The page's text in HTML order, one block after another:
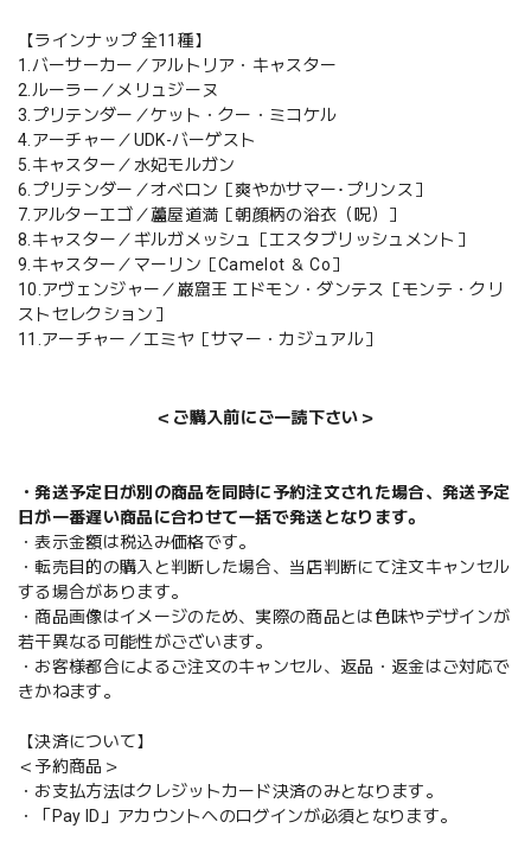
【ラインナップ 全11種】
1.バーサーカー／アルトリア・キャスター
2.ルーラー／メリュジーヌ
3.プリテンダー／ケット・クー・ミコケル
4.アーチャー／UDK-バーゲスト
5.キャスター／水妃モルガン
6.プリテンダー／オベロン［爽やかサマー･プリンス］
7.アルターエゴ／蘆屋道満［朝顔柄の浴衣（呪）］
8.キャスター／ギルガメッシュ［エスタブリッシュメント］
9.キャスター／マーリン［Camelot ＆ Co］
10.アヴェンジャー／巌窟王 エドモン・ダンテス［モンテ・クリ
ストセレクション］
11.アーチャー／エミヤ［サマー・カジュアル］
＜ご購入前にご一読下さい＞
・発送予定日が別の商品を同時に予約注文された場合、発送予定
日が一番遅い商品に合わせて一括で発送となります。
・表示金額は税込み価格です。
・転売目的の購入と判断した場合、当店判断にて注文キャンセル
する場合があります。
・商品画像はイメージのため、実際の商品とは色味やデザインが
若干異なる可能性がございます。
・お客様都合によるご注文のキャンセル、返品・返金はご対応で
きかねます。
【決済について】
＜予約商品＞
・お支払方法はクレジットカード決済のみとなります。
・「Pay ID」アカウントへのログインが必須となります。